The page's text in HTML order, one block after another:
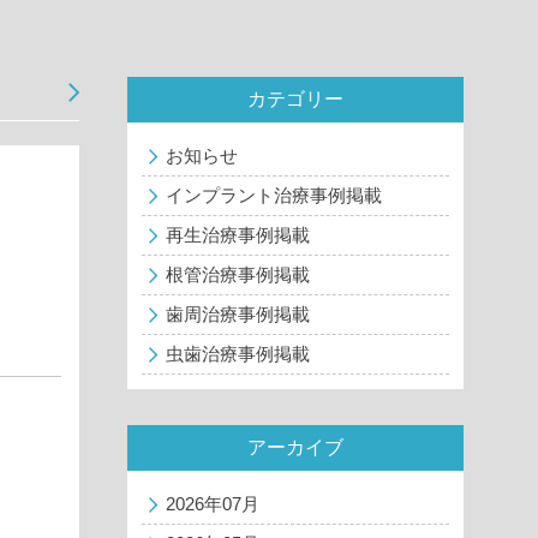
カテゴリー
お知らせ
インプラント治療事例掲載
再生治療事例掲載
根管治療事例掲載
歯周治療事例掲載
虫歯治療事例掲載
アーカイブ
2026年07月